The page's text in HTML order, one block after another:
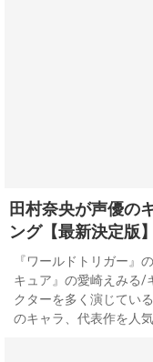
田村奈央が声優の
ング【最新決定版】
『ワールドトリガー』
キュア』の愛崎えみる/
クターを多く演じてい
のキャラ、代表作を人